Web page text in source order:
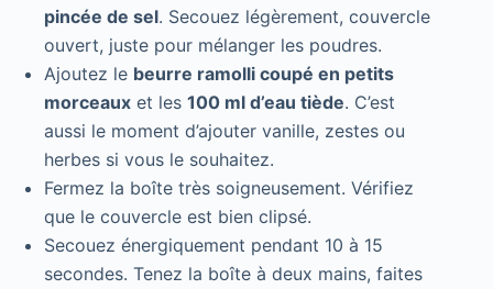
pincée de sel. Secouez légèrement, couvercle
ouvert, juste pour mélanger les poudres.
Ajoutez le beurre ramolli coupé en petits
morceaux et les 100 ml d’eau tiède. C’est
aussi le moment d’ajouter vanille, zestes ou
herbes si vous le souhaitez.
Fermez la boîte très soigneusement. Vérifiez
que le couvercle est bien clipsé.
Secouez énergiquement pendant 10 à 15
secondes. Tenez la boîte à deux mains, faites